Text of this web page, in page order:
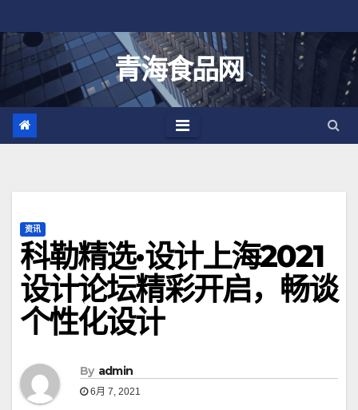
至
青海食品网
资讯
科勒精选·设计上海2021
设计论坛精彩开启，畅谈
个性化设计
By admin
6月 7, 2021